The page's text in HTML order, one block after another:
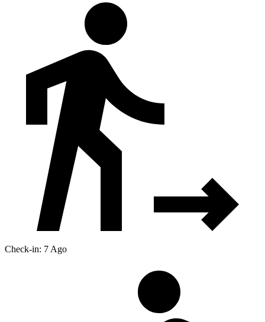
Check-in: 7 Ago